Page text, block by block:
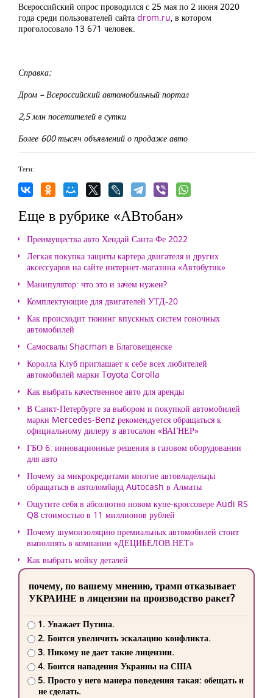
Всероссийский опрос проводился с 25 мая по 2 июня 2020
года среди пользователей сайта drom.ru, в котором
проголосовало 13 671 человек.
Справка:
Дром – Всероссийский автомобильный портал
2,5 млн посетителей в сутки
Более 600 тысяч объявлений о продаже авто
Теги:
Еще в рубрике «АВтобан»
Преимущества авто Хендай Санта Фе 2022
Легкая покупка защиты картера двигателя и других
аксессуаров на сайте интернет-магазина «Автобутик»
Манипулятор: что это и зачем нужен?
Комплектующие для двигателей УТД-20
Как происходит тюнинг впускных систем гоночных
автомобилей
Самосвалы Shacman в Благовещенске
Королла Клуб приглашает к себе всех любителей
автомобилей марки Toyota Corolla
Как выбрать качественное авто для аренды
В Санкт-Петербурге за выбором и покупкой автомобилей
марки Mercedes-Benz рекомендуется обращаться к
официальному дилеру в автосалон «ВАГНЕР»
ГБО 6: инновационные решения в газовом оборудовании
для авто
Почему за микрокредитами многие автовладельцы
обращаться в автоломбард Autocash в Алматы
Ощутите себя в абсолютно новом купе-кроссовере Audi RS
Q8 стоимостью в 11 миллионов рублей
Почему шумоизоляцию премиальных автомобилей стоит
выполнять в компании «ДЕЦИБЕЛОВ.НЕТ»
Как выбрать мойку деталей
почему, по вашему мнению, трамп отказывает
УКРАИНЕ в лицензии на производство ракет?
1. Уважает Путина.
2. Боится увеличить эскалацию конфликта.
3. Никому не дает такие лицензии.
4. Боится нападения Украины на США
5. Просто у него манера поведения такая: обещать и
не сделать.